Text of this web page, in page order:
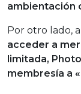
ambientación
Por otro lado,
acceder a
limitada,
membresía a